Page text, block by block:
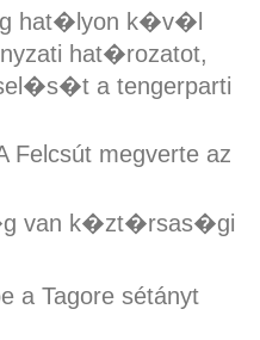
hat�lyon k�v�l
hat�rozatot,
a tengerparti
Felcsút megverte az
van k�zt�rsas�gi
a Tagore sétányt